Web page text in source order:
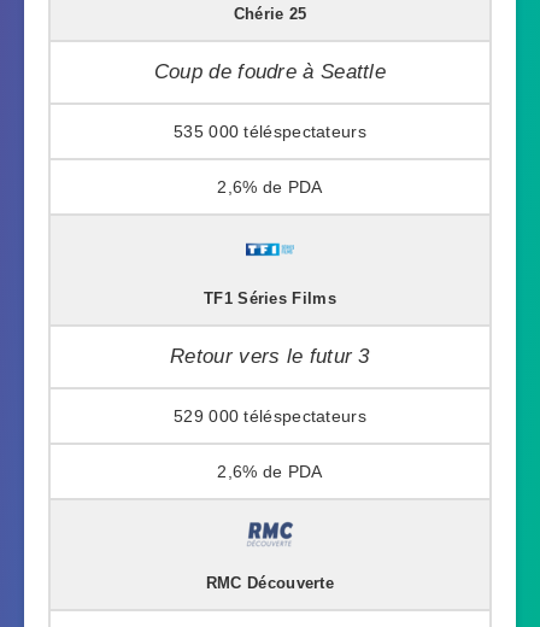
Chérie 25
Coup de foudre à Seattle
535 000
2,6%
TF1 Séries Films
Retour vers le futur 3
529 000
2,6%
RMC Découverte